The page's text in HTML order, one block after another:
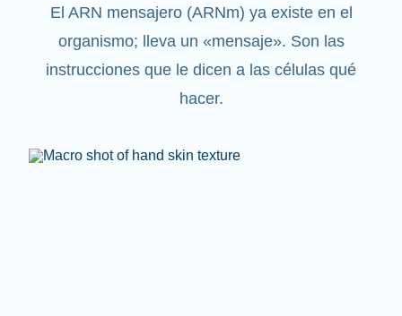
El ARN mensajero (ARNm) ya existe en el
organismo; lleva un «mensaje». Son las
instrucciones que le dicen a las células qué
hacer.